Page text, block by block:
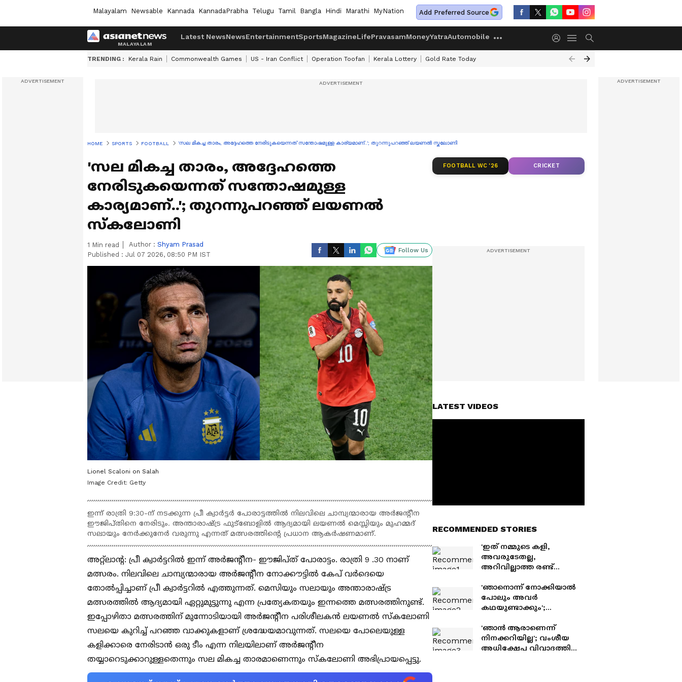
Malayalam Newsable Kannada KannadaPrabha Telugu Tamil Bangla Hindi Marathi MyNation Add Preferred Source
Latest NewsNewsEntertainmentSportsMagazineLifePravasamMoneyYatraAutomobile
TRENDING : Kerala Rain Commonwealth Games US - Iran Conflict Operation Toofan Kerala Lottery Gold Rate Today
HOME SPORTS FOOTBALL 'സല മികച്ച താരം, അദ്ദേഹത്തെ നേരിടുകയെന്നത് സന്തോഷമുള്ള കാര്യമാണ്..'; തുറന്നുപറഞ്ഞ് ലയണൽ സ്കലോണി
'സല മികച്ച താരം, അദ്ദേഹത്തെ
നേരിടുകയെന്നത് സന്തോഷമുള്ള
കാര്യമാണ്..'; തുറന്നുപറഞ്ഞ് ലയണൽ
സ്കലോണി
1 Min read Author : Shyam Prasad
Published : Jul 07 2026, 08:50 PM IST
Follow Us
Lionel Scaloni on Salah
Image Credit: Getty
ഇന്ന് രാത്രി 9:30-ന് നടക്കുന്ന പ്രീ ക്വാർട്ടർ പോരാട്ടത്തിൽ നിലവിലെ ചാമ്പ്യന്മാരായ അർജന്റീന
ഈജിപ്തിനെ നേരിടും. അന്താരാഷ്ട്ര ഫുട്ബോളിൽ ആദ്യമായി ലയണൽ മെസ്സിയും മുഹമ്മദ്
സലായും നേർക്കുനേർ വരുന്നു എന്നത് മത്സരത്തിന്റെ പ്രധാന ആകർഷണമാണ്.
അറ്റ്ലാന്റ: പ്രീ ക്വാർട്ടറിൽ ഇന്ന് അർജന്റീന- ഈജിപ്ത് പോരാട്ടം. രാത്രി 9 .30 നാണ്
മത്സരം. നിലവിലെ ചാമ്പ്യന്മാരായ അർജന്റീന നോക്കൗട്ടിൽ കേപ് വർദെയെ
തോൽപ്പിച്ചാണ് പ്രീ ക്വാർട്ടറിൽ എത്തുന്നത്. മെസിയും സലായും അന്താരാഷ്ട്ര
മത്സരത്തിൽ ആദ്യമായി ഏറ്റുമുട്ടുന്നു എന്ന പ്രത്യേകതയും ഇന്നത്തെ മത്സരത്തിനുണ്ട്.
ഇപ്പോഴിതാ മത്സരത്തിന് മുന്നോടിയായി അർജന്റീന പരിശീലകൻ ലയണൽ സ്കലോണി
സലയെ കുറിച്ച് പറഞ്ഞ വാക്കുകളാണ് ശ്രദ്ധേയമാവുന്നത്. സലയെ പോലെയുള്ള
കളിക്കാരെ നേരിടാൻ ഒരു ടീം എന്ന നിലയിലാണ് അർജന്റീന
തയ്യാറെടുക്കാറുള്ളതെന്നും സല മികച്ച താരമാണെന്നും സ്കലോണി അഭിപ്രായപ്പെട്ടു.
FOOTBALL WC '26 CRICKET
LATEST VIDEOS
RECOMMENDED STORIES
'ഇത് നമ്മുടെ കളി,
അവരുടേതല്ല,
അറിവില്ലാത്ത രണ്ട്
അവകാശമില്ല..';
പ്രതികരണവുമായി
യൂർഗൻ ക്ലോപ്പ്
'ഞാനൊന്ന് നോക്കിയാൽ
പോലും അവർ
കഥയുണ്ടാക്കും';
സോഫിയയുമായുള്ള
ഗോസിപ്പുകൾക്ക് മറുപടി
നൽകി മെസി
'ഞാൻ ആരാണെന്ന്
നിനക്കറിയില്ല'; വംശീയ
അധിക്ഷേപ വിവാദത്തിൽ